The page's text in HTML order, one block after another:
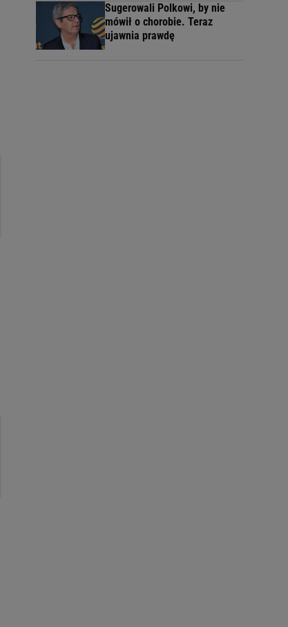
Sugerowali Polkowi, by nie
mówił o chorobie. Teraz
ujawnia prawdę